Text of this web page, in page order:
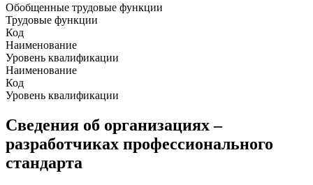
Обобщенные трудовые функции
Трудовые функции
Код
Наименование
Уровень квалификации
Наименование
Код
Уровень квалификации
Сведения об организациях –
разработчиках профессионального
стандарта